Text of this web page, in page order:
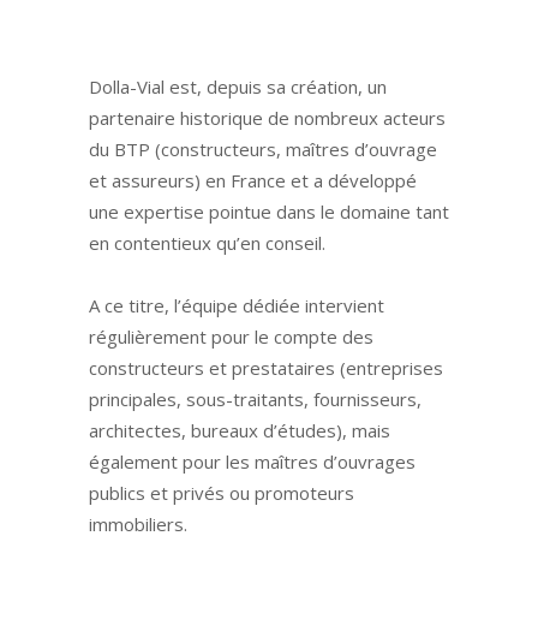
Dolla-Vial est, depuis sa création, un
partenaire historique de nombreux acteurs
du BTP (constructeurs, maîtres d’ouvrage
et assureurs) en France et a développé
une expertise pointue dans le domaine tant
en contentieux qu’en conseil.
A ce titre, l’équipe dédiée intervient
régulièrement pour le compte des
constructeurs et prestataires (entreprises
principales, sous-traitants, fournisseurs,
architectes, bureaux d’études), mais
également pour les maîtres d’ouvrages
publics et privés ou promoteurs
immobiliers.